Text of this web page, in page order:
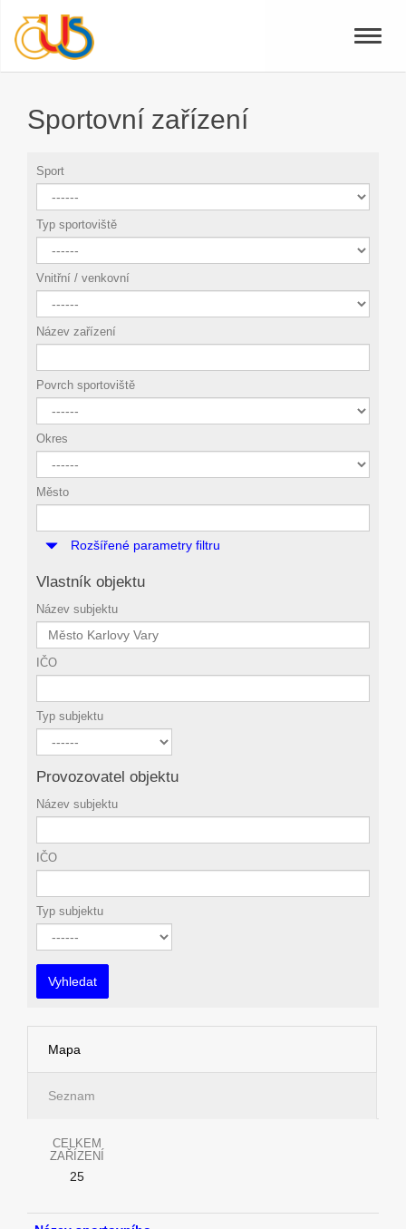
Toggle
Sportovní zařízení
Sport
Typ sportoviště
Vnitřní / venkovní
Název zařízení
Povrch sportoviště
Okres
Město
Rozšířené parametry filtru
Vlastník objektu
Název subjektu
IČO
Typ subjektu
Provozovatel objektu
Název subjektu
IČO
Typ subjektu
Vyhledat
Mapa
Seznam
CELKEM
ZAŘÍZENÍ
25